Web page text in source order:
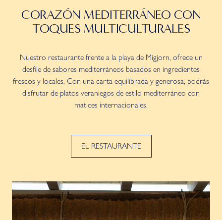
CORAZÓN MEDITERRÁNEO CON
TOQUES MULTICULTURALES
Nuestro restaurante frente a la playa de Migjorn, ofrece un
desfile de sabores mediterráneos basados en ingredientes
frescos y locales. Con una carta equilibrada y generosa, podrás
disfrutar de platos veraniegos de estilo mediterráneo con
matices internacionales.
EL RESTAURANTE